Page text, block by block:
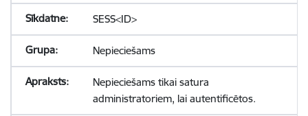
SESS<ID>
Nepieciešams
Nepieciešams tikai satura
administratoriem, lai autentificētos.